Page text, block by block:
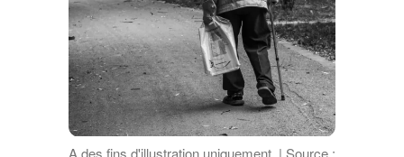
A des fins d'illustration uniquement. | Source :